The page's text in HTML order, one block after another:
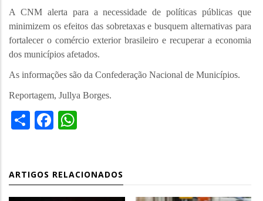
A CNM alerta para a necessidade de políticas públicas que
minimizem os efeitos das sobretaxas e busquem alternativas para
fortalecer o comércio exterior brasileiro e recuperar a economia
dos municípios afetados.
As informações são da Confederação Nacional de Municípios.
Reportagem, Jullya Borges.
ShareFacebook
ARTIGOS RELACIONADOS